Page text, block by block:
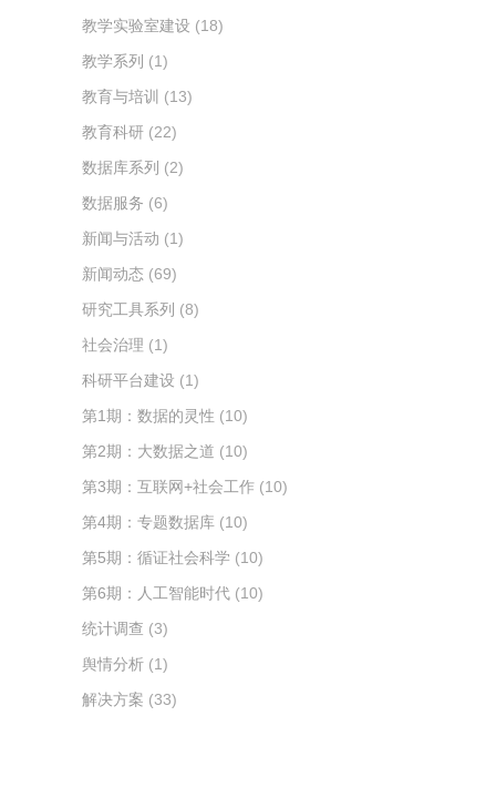
教学实验室建设 (18)
教学系列 (1)
教育与培训 (13)
教育科研 (22)
数据库系列 (2)
数据服务 (6)
新闻与活动 (1)
新闻动态 (69)
研究工具系列 (8)
社会治理 (1)
科研平台建设 (1)
第1期：数据的灵性 (10)
第2期：大数据之道 (10)
第3期：互联网+社会工作 (10)
第4期：专题数据库 (10)
第5期：循证社会科学 (10)
第6期：人工智能时代 (10)
统计调查 (3)
舆情分析 (1)
解决方案 (33)